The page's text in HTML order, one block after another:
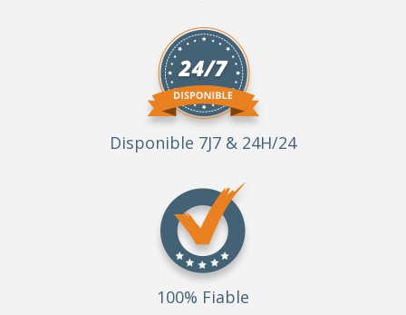
Disponible 7J7 & 24H/24
100% Fiable